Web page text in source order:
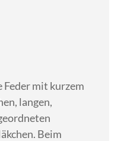
Feder mit kurzem
langen,
Beim